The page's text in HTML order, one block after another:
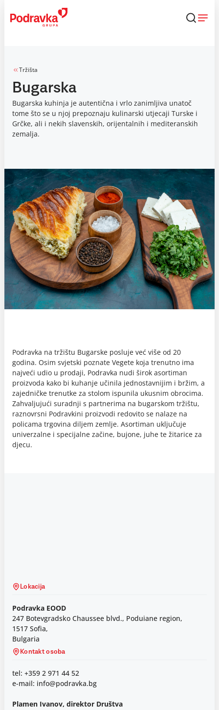
content
Tržišta
Bugarska
Bugarska kuhinja je autentična i vrlo zanimljiva unatoč
tome što se u njoj prepoznaju kulinarski utjecaji Turske i
Grčke, ali i nekih slavenskih, orijentalnih i mediteranskih
zemalja.
Podravka na tržištu Bugarske posluje već više od 20
godina. Osim svjetski poznate Vegete koja trenutno ima
najveći udio u prodaji, Podravka nudi širok asortiman
proizvoda kako bi kuhanje učinila jednostavnijim i bržim, a
zajedničke trenutke za stolom ispunila ukusnim obrocima.
Zahvaljujući suradnji s partnerima na bugarskom tržištu,
raznovrsni Podravkini proizvodi redovito se nalaze na
policama trgovina diljem zemlje. Asortiman uključuje
univerzalne i specijalne začine, bujone, juhe te žitarice za
djecu.
Lokacija
Podravka EOOD
247 Botevgradsko Chaussee blvd., Poduiane region,
1517 Sofia,
Bulgaria
Kontakt osoba
tel: +359 2 971 44 52
e-mail: info@podravka.bg
Plamen Ivanov, direktor Društva